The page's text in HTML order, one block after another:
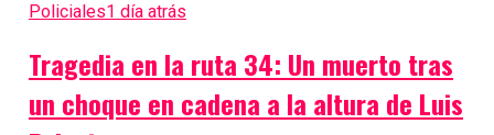
Policiales1 día atrás
Tragedia en la ruta 34: Un muerto tras
un choque en cadena a la altura de Luis